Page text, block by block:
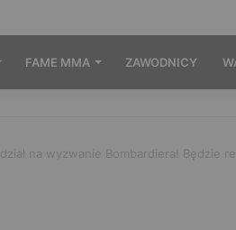
FAME MMA ZAWODNICY
na wyzwanie Bombardiera! Będzie